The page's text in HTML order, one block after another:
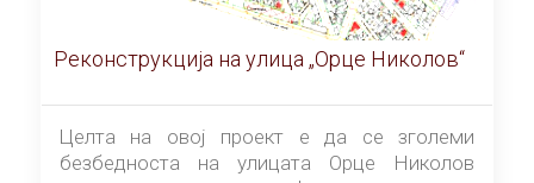
Реконструкција на улица „Орце Николов“
Целта на овој проект е да се зголеми
безбедноста на улицата Орце Николов